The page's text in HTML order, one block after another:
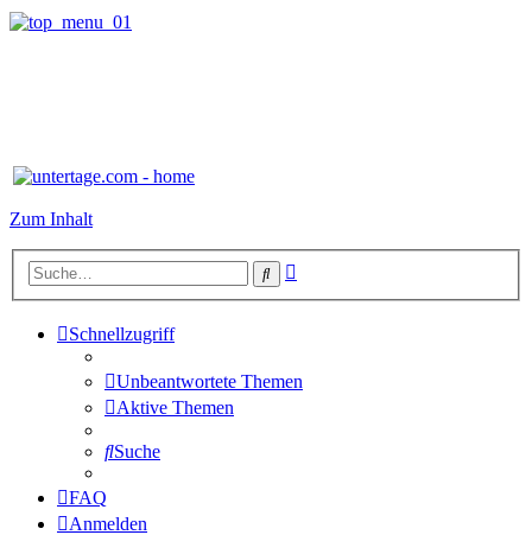
Zum Inhalt
Suche
Schnellzugriff
Unbeantwortete Themen
Aktive Themen
Suche
FAQ
Anmelden